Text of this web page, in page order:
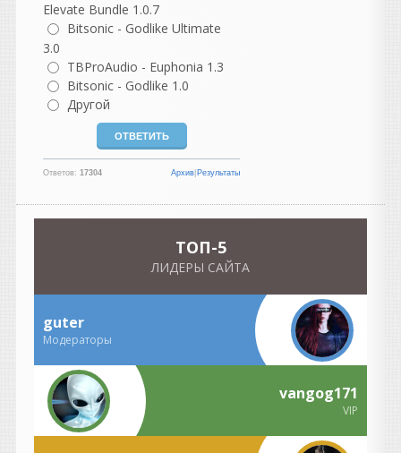
vangog171
написал 07.08.2026 в 17:38
тишина..
Heavy
написал 07.08.2026 в
16:52
Похоже, не работает кряк,
недолом. Проверил на двух
машинах и разными
способами, по прежнему
бывает на свете чудес,
коллега, всегда все надо
Но в моих случаях один и
тот же стем призма
распознавала лучше, чем
даже суновский платный
Elevate Bundle 1.0.7
Bitsonic - Godlike Ultimate
3.0
TBProAudio - Euphonia 1.3
Bitsonic - Godlike 1.0
Другой
Ответов: 17304 Результаты
Архив
TOП-5
ЛИДЕРЫ САЙТА
guter
Модераторы
vangog171
VIP